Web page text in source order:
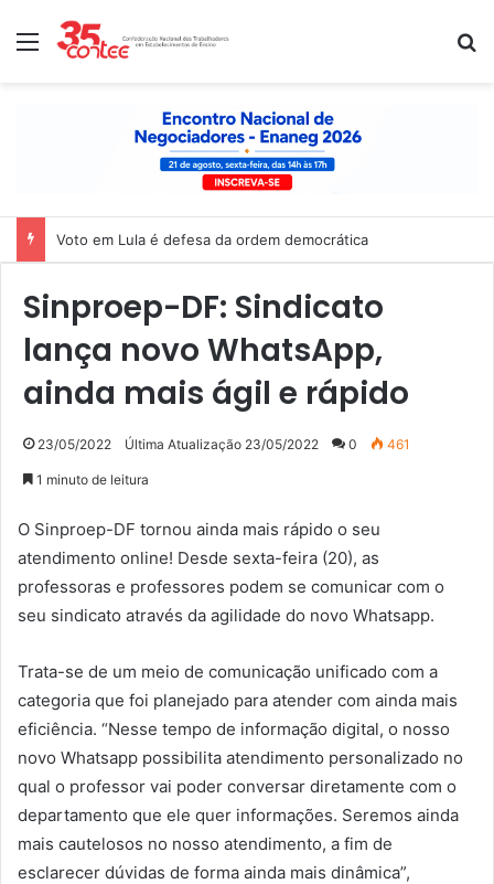
Menu
Voto em Lula é defesa da ordem democrática
Sinproep-DF: Sindicato
lança novo WhatsApp,
ainda mais ágil e rápido
23/05/2022 Última Atualização 23/05/2022 0 461
1 minuto de leitura
O Sinproep-DF tornou ainda mais rápido o seu
atendimento online! Desde sexta-feira (20), as
professoras e professores podem se comunicar com o
seu sindicato através da agilidade do novo Whatsapp.
Trata-se de um meio de comunicação unificado com a
categoria que foi planejado para atender com ainda mais
eficiência. “Nesse tempo de informação digital, o nosso
novo Whatsapp possibilita atendimento personalizado no
qual o professor vai poder conversar diretamente com o
departamento que ele quer informações. Seremos ainda
mais cautelosos no nosso atendimento, a fim de
esclarecer dúvidas de forma ainda mais dinâmica”,